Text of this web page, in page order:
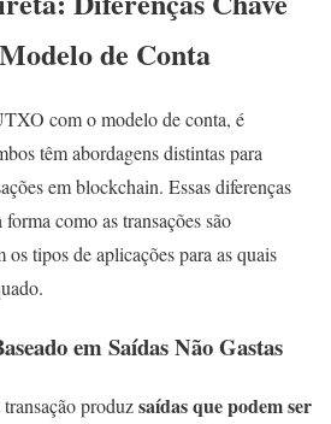
de Conta
com o modelo de conta, é
têm abordagens distintas para
em blockchain. Essas diferenças
como as transações são
os tipos de aplicações para as quais
em Saídas Não Gastas
produzsaídas que podem ser